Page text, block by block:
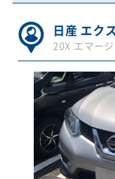
日産 エク
20X エマー